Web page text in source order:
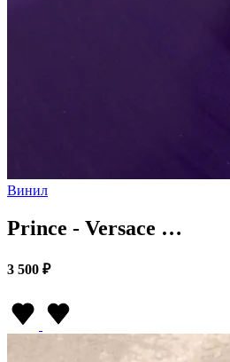
Винил
Prince - Versace …
3 500 ₽